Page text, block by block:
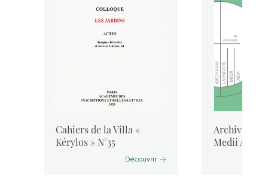
Cahiers de la Villa «
Kérylos » N°35
Découvrir
Archivum
Medii Aevi,